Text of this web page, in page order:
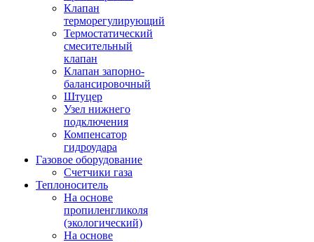
Клапан
терморегулирующий
Термостатический
смесительный
клапан
Клапан запорно-
балансировочный
Штуцер
Узел нижнего
подключения
Компенсатор
гидроудара
Газовое оборудование
Счетчики газа
Теплоноситель
На основе
пропиленгликоля
(экологический)
На основе